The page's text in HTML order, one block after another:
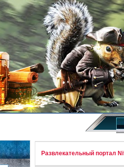
Развлекательный портал